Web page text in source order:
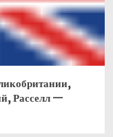
Расселл —